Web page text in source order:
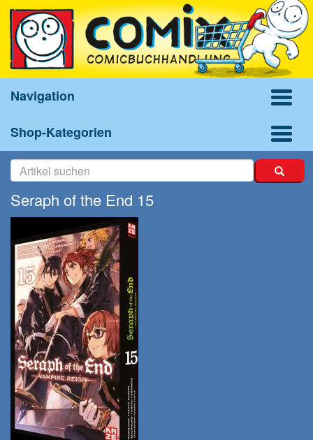
Navigation
Shop-Kategorien
Seraph of the End 15